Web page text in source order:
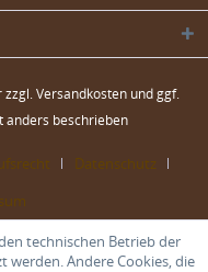
zzgl.Versandkosten und ggf.
anders beschrieben
Datenschutz
technischen Betrieb der
werden. Andere Cookies, die